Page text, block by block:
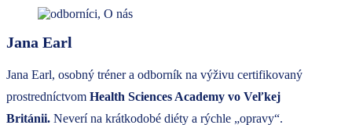
Jana Earl
Jana Earl, osobný tréner a odborník na výživu certifikovaný
prostredníctvom Health Sciences Academy vo Veľkej
Británii. Neverí na krátkodobé diéty a rýchle „opravy“.